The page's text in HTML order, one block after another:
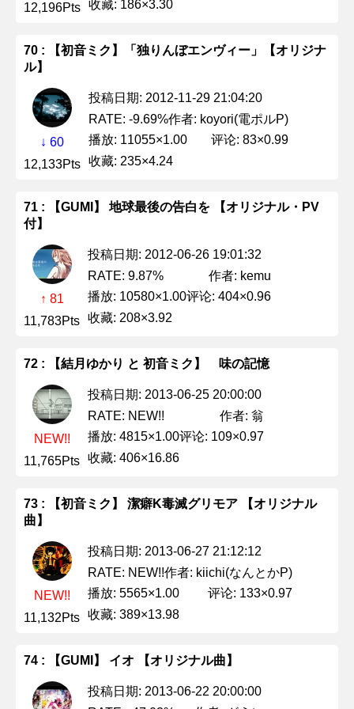
12,196Pts 收藏: 186×3.30
70 : 【初音ミク】「独りんぼエンヴィー」【オリジナ
ル】
↓ 60
12,133Pts
投稿日期: 2012-11-29 21:04:20
RATE: -9.69%作者: koyori(電ポルP)
播放: 11055×1.00
评论: 83×0.99
收藏: 235×4.24
71 : 【GUMI】 地球最後の告白を 【オリジナル・PV
付】
↑ 81
11,783Pts
投稿日期: 2012-06-26 19:01:32
RATE: 9.87%
作者: kemu
播放: 10580×1.00评论: 404×0.96
收藏: 208×3.92
72 : 【結月ゆかり と 初音ミク】 味の記憶
NEW!!
11,765Pts
投稿日期: 2013-06-25 20:00:00
RATE: NEW!!
作者: 翁
播放: 4815×1.00评论: 109×0.97
收藏: 406×16.86
73 : 【初音ミク】 潔癖K毒滅グリモア 【オリジナル
曲】
NEW!!
11,132Pts
投稿日期: 2013-06-27 21:12:12
RATE: NEW!!作者: kiichi(なんとかP)
播放: 5565×1.00
评论: 133×0.97
收藏: 389×13.98
74 : 【GUMI】 イオ 【オリジナル曲】
投稿日期: 2013-06-22 20:00:00